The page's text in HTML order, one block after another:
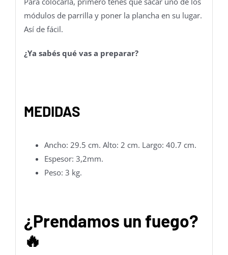
módulos de parrilla y poner la plancha en su lugar.
Así de fácil.
¿Ya sabés qué vas a preparar?
MEDIDAS
Ancho: 29.5 cm. Alto: 2 cm. Largo: 40.7 cm.
Espesor: 3,2mm.
Peso: 3 kg.
¿Prendamos un fuego?
🔥